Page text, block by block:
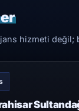
hizmeti değil;